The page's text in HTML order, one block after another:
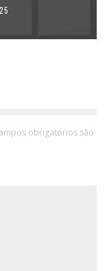
obrigatórios são